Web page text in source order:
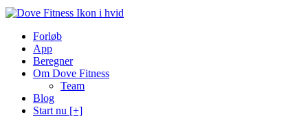
Forløb
App
Beregner
Om Dove Fitness
Team
Blog
Start nu [+]